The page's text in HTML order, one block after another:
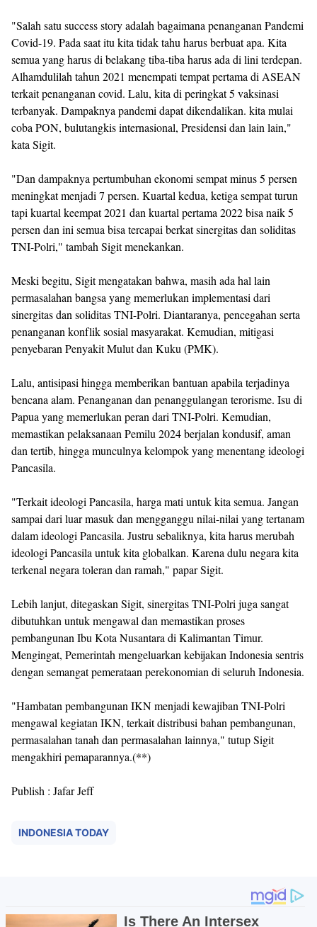
"Salah satu success story adalah bagaimana penanganan Pandemi
Covid-19. Pada saat itu kita tidak tahu harus berbuat apa. Kita
semua yang harus di belakang tiba-tiba harus ada di lini terdepan.
Alhamdulilah tahun 2021 menempati tempat pertama di ASEAN
terkait penanganan covid. Lalu, kita di peringkat 5 vaksinasi
terbanyak. Dampaknya pandemi dapat dikendalikan. kita mulai
coba PON, bulutangkis internasional, Presidensi dan lain lain,"
kata Sigit.
"Dan dampaknya pertumbuhan ekonomi sempat minus 5 persen
meningkat menjadi 7 persen. Kuartal kedua, ketiga sempat turun
tapi kuartal keempat 2021 dan kuartal pertama 2022 bisa naik 5
persen dan ini semua bisa tercapai berkat sinergitas dan soliditas
TNI-Polri," tambah Sigit menekankan.
Meski begitu, Sigit mengatakan bahwa, masih ada hal lain
permasalahan bangsa yang memerlukan implementasi dari
sinergitas dan soliditas TNI-Polri. Diantaranya, pencegahan serta
penanganan konflik sosial masyarakat. Kemudian, mitigasi
penyebaran Penyakit Mulut dan Kuku (PMK).
Lalu, antisipasi hingga memberikan bantuan apabila terjadinya
bencana alam. Penanganan dan penanggulangan terorisme. Isu di
Papua yang memerlukan peran dari TNI-Polri. Kemudian,
memastikan pelaksanaan Pemilu 2024 berjalan kondusif, aman
dan tertib, hingga munculnya kelompok yang menentang ideologi
Pancasila.
"Terkait ideologi Pancasila, harga mati untuk kita semua. Jangan
sampai dari luar masuk dan mengganggu nilai-nilai yang tertanam
dalam ideologi Pancasila. Justru sebaliknya, kita harus merubah
ideologi Pancasila untuk kita globalkan. Karena dulu negara kita
terkenal negara toleran dan ramah," papar Sigit.
Lebih lanjut, ditegaskan Sigit, sinergitas TNI-Polri juga sangat
dibutuhkan untuk mengawal dan memastikan proses
pembangunan Ibu Kota Nusantara di Kalimantan Timur.
Mengingat, Pemerintah mengeluarkan kebijakan Indonesia sentris
dengan semangat pemerataan perekonomian di seluruh Indonesia.
"Hambatan pembangunan IKN menjadi kewajiban TNI-Polri
mengawal kegiatan IKN, terkait distribusi bahan pembangunan,
permasalahan tanah dan permasalahan lainnya," tutup Sigit
mengakhiri pemaparannya.(**)
Publish : Jafar Jeff
INDONESIA TODAY